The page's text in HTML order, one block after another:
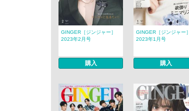
GINGER［ジンジャー］
2023年2月号
購入
GINGER［ジンジャー］
2023年1月号
購入